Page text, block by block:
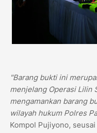
"Barang bukti ini
menjelang Operasi Lilin
mengamankan barang
wilayah hukum Polres
Kompol Pujiyono,